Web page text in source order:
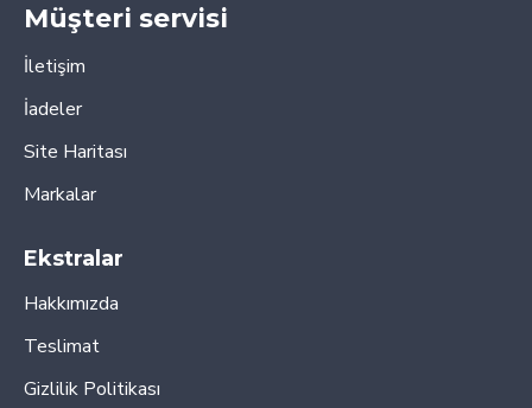
Müşteri servisi
İletişim
İadeler
Site Haritası
Markalar
Ekstralar
Hakkımızda
Teslimat
Gizlilik Politikası